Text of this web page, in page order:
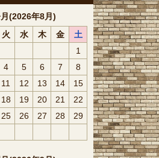
(2026年8月)
火 水 木 金
土
1
4 5 6 7
8
11 12 13 14
15
18 19 20 21
22
25 26 27 28
29